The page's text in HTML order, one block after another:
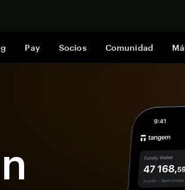
Pay Socios Comunidad